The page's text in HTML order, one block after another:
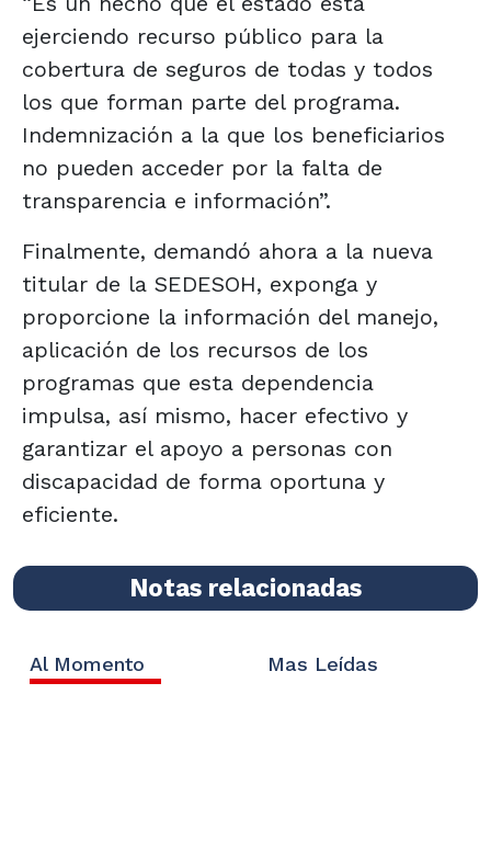
ejerciendo recurso público para la
cobertura de seguros de todas y todos
los que forman parte del programa.
Indemnización a la que los beneficiarios
no pueden acceder por la falta de
transparencia e información”.
Finalmente, demandó ahora a la nueva
titular de la SEDESOH, exponga y
proporcione la información del manejo,
aplicación de los recursos de los
programas que esta dependencia
impulsa, así mismo, hacer efectivo y
garantizar el apoyo a personas con
discapacidad de forma oportuna y
eficiente.
Notas relacionadas
Al Momento Mas Leídas